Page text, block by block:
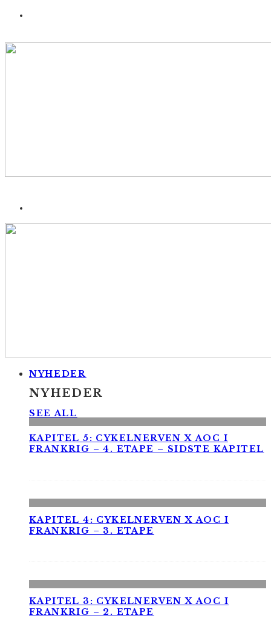
NYHEDER
NYHEDER
SEE ALL
KAPITEL 5: CYKELNERVEN X AOC I
FRANKRIG – 4. ETAPE – SIDSTE KAPITEL
KAPITEL 4: CYKELNERVEN X AOC I
FRANKRIG – 3. ETAPE
KAPITEL 3: CYKELNERVEN X AOC I
FRANKRIG – 2. ETAPE